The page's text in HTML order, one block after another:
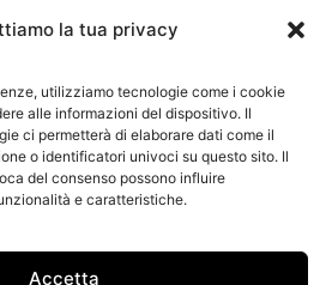
la tua privacy
utilizziamo tecnologie come i cookie
alle informazioni del dispositivo. Il
ci permetterà di elaborare dati come il
o identificatori univoci su questo sito. Il
del consenso possono influire
e caratteristiche.
Accetta
06 8522 5358
Iscriviti a
Data Lab
alla nostra newsletter